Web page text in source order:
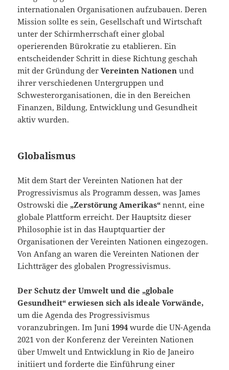
internationalen Organisationen aufzubauen. Deren
Mission sollte es sein, Gesellschaft und Wirtschaft
unter der Schirmherrschaft einer global
operierenden Bürokratie zu etablieren. Ein
entscheidender Schritt in diese Richtung geschah
mit der Gründung derVereinten Nationen und
ihrer verschiedenen Untergruppen und
Schwesterorganisationen, die in den Bereichen
Finanzen, Bildung, Entwicklung und Gesundheit
aktiv wurden.
Globalismus
Mit dem Start der Vereinten Nationen hat der
Progressivismus als Programm dessen, was James
Ostrowski die „Zerstörung Amerikas“ nennt, eine
globale Plattform erreicht. Der Hauptsitz dieser
Philosophie ist in das Hauptquartier der
Organisationen der Vereinten Nationen eingezogen.
Von Anfang an waren die Vereinten Nationen der
Lichtträger des globalen Progressivismus.
Der Schutz der Umwelt und die „globale
Gesundheit“ erwiesen sich als ideale Vorwände,
um die Agenda des Progressivismus
voranzubringen. Im Juni1994 wurde die UN-Agenda
2021 von der Konferenz der Vereinten Nationen
über Umwelt und Entwicklung in Rio de Janeiro
initiiert und forderte die Einführung einer